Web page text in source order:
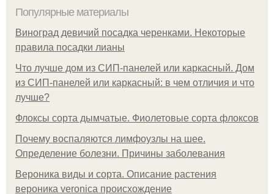
Популярные материалы
Виноград девичий посадка черенками. Некоторые
правила посадки лианы
Что лучше дом из СИП-панелей или каркасный. Дом
из СИП-панелей или каркасный: в чем отличия и что
лучше?
Флоксы сорта дымчатые. Фиолетовые сорта флоксов
Почему воспаляются лимфоузлы на шее.
Определение болезни. Причины заболевания
Вероника виды и сорта. Описание растения
вероника veronica происхождение